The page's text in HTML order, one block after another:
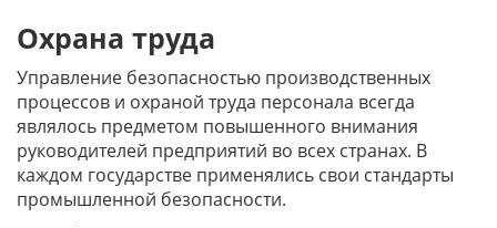
Охрана труда
Управление безопасностью производственных
процессов и охраной труда персонала всегда
являлось предметом повышенного внимания
руководителей предприятий во всех странах. В
каждом государстве применялись свои стандарты
промышленной безопасности.